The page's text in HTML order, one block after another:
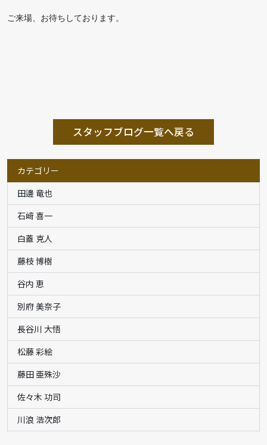
ご来場、お待ちしております。
スタッフブログ一覧へ戻る
カテゴリー
田邊 竜也
石﨑 喜一
白蓋 克人
藤枝 博樹
谷内 恵
別府 美奈子
長谷川 大悟
松藤 彩絵
藤田 亜殊沙
佐々木 功司
川浪 浩次郎